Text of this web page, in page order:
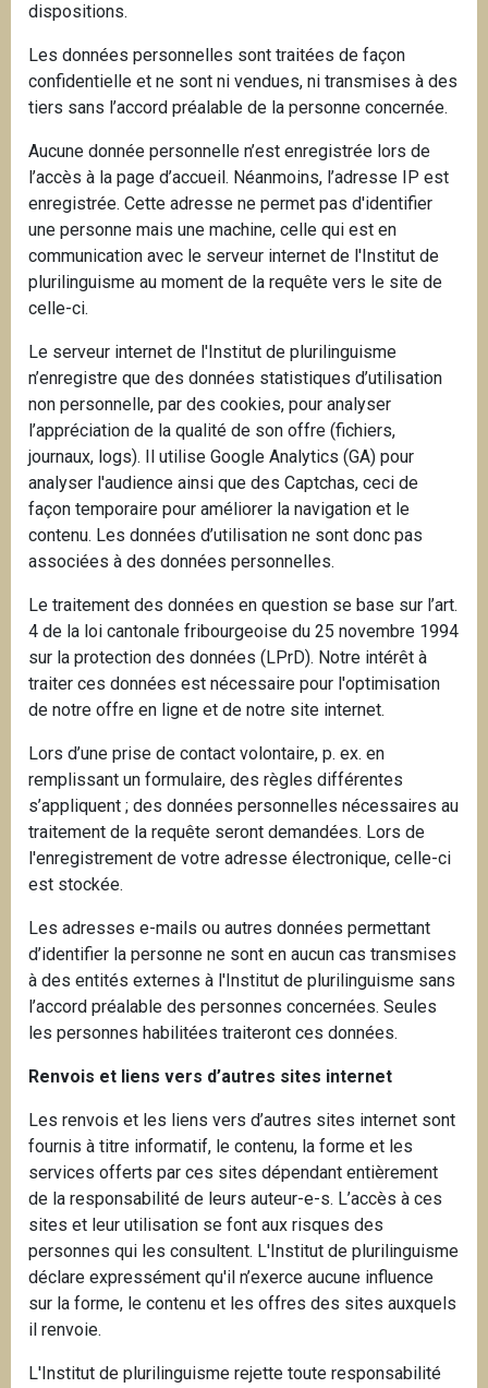
dispositions.
Les données personnelles sont traitées de façon
confidentielle et ne sont ni vendues, ni transmises à des
tiers sans l’accord préalable de la personne concernée.
Aucune donnée personnelle n’est enregistrée lors de
l’accès à la page d’accueil. Néanmoins, l’adresse IP est
enregistrée. Cette adresse ne permet pas d'identifier
une personne mais une machine, celle qui est en
communication avec le serveur internet de l'Institut de
plurilinguisme au moment de la requête vers le site de
celle-ci.
Le serveur internet de l'Institut de plurilinguisme
n’enregistre que des données statistiques d’utilisation
non personnelle, par des cookies, pour analyser
l’appréciation de la qualité de son offre (fichiers,
journaux, logs). Il utilise Google Analytics (GA) pour
analyser l'audience ainsi que des Captchas, ceci de
façon temporaire pour améliorer la navigation et le
contenu. Les données d’utilisation ne sont donc pas
associées à des données personnelles.
Le traitement des données en question se base sur l’art.
4 de la loi cantonale fribourgeoise du 25 novembre 1994
sur la protection des données (LPrD). Notre intérêt à
traiter ces données est nécessaire pour l'optimisation
de notre offre en ligne et de notre site internet.
Lors d’une prise de contact volontaire, p. ex. en
remplissant un formulaire, des règles différentes
s’appliquent ; des données personnelles nécessaires au
traitement de la requête seront demandées. Lors de
l'enregistrement de votre adresse électronique, celle-ci
est stockée.
Les adresses e-mails ou autres données permettant
d’identifier la personne ne sont en aucun cas transmises
à des entités externes à l'Institut de plurilinguisme sans
l’accord préalable des personnes concernées. Seules
les personnes habilitées traiteront ces données.
Renvois et liens vers d’autres sites internet
Les renvois et les liens vers d’autres sites internet sont
fournis à titre informatif, le contenu, la forme et les
services offerts par ces sites dépendant entièrement
de la responsabilité de leurs auteur-e-s. L’accès à ces
sites et leur utilisation se font aux risques des
personnes qui les consultent. L'Institut de plurilinguisme
déclare expressément qu'il n’exerce aucune influence
sur la forme, le contenu et les offres des sites auxquels
il renvoie.
L'Institut de plurilinguisme rejette toute responsabilité